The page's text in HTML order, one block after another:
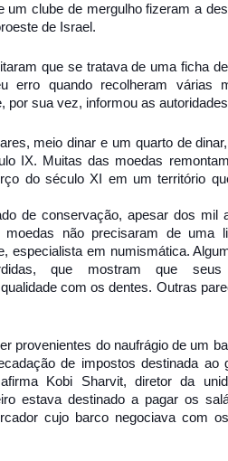
um clube de mergulho fizeram a
de Israel.
que se tratava de uma ficha
erro quando recolheram várias
por sua vez, informou as
meio dinar e um quarto de
IX. Muitas das moedas
do século XI em um território
de conservação, apesar dos mil
não precisaram de uma
especialista em numismática.
que mostram que seus
com os dentes. Outras
provenientes do naufrágio de um
de impostos destinada ao
Kobi Sharvit, diretor da
estava destinado a pagar os
cujo barco negociava com